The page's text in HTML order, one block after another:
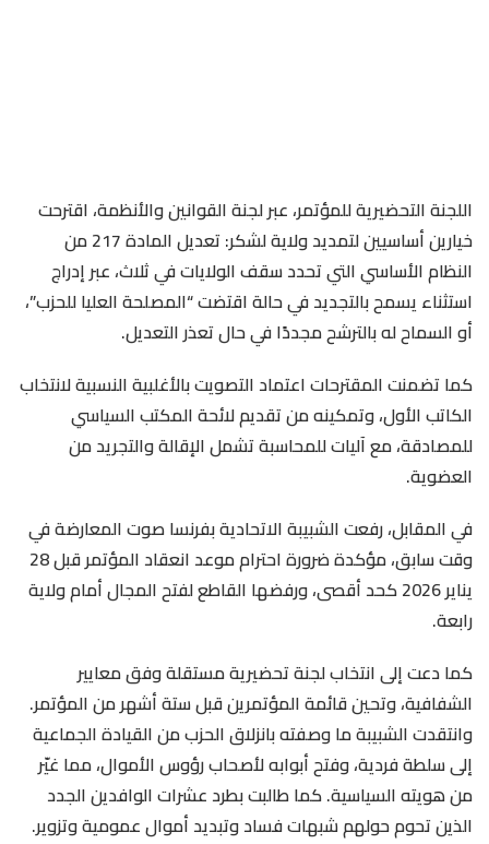
اللجنة التحضيرية للمؤتمر، عبر لجنة القوانين والأنظمة، اقترحت
خيارين أساسيين لتمديد ولاية لشكر: تعديل المادة 217 من
النظام الأساسي التي تحدد سقف الولايات في ثلاث، عبر إدراج
استثناء يسمح بالتجديد في حالة اقتضت “المصلحة العليا للحزب”،
أو السماح له بالترشح مجددًا في حال تعذر التعديل.
كما تضمنت المقترحات اعتماد التصويت بالأغلبية النسبية لانتخاب
الكاتب الأول، وتمكينه من تقديم لائحة المكتب السياسي
للمصادقة، مع آليات للمحاسبة تشمل الإقالة والتجريد من
العضوية.
في المقابل، رفعت الشبيبة الاتحادية بفرنسا صوت المعارضة في
وقت سابق، مؤكدة ضرورة احترام موعد انعقاد المؤتمر قبل 28
يناير 2026 كحد أقصى، ورفضها القاطع لفتح المجال أمام ولاية
رابعة.
كما دعت إلى انتخاب لجنة تحضيرية مستقلة وفق معايير
الشفافية، وتحين قائمة المؤتمرين قبل ستة أشهر من المؤتمر.
وانتقدت الشبيبة ما وصفته بانزلاق الحزب من القيادة الجماعية
إلى سلطة فردية، وفتح أبوابه لأصحاب رؤوس الأموال، مما غيّر
من هويته السياسية. كما طالبت بطرد عشرات الوافدين الجدد
الذين تحوم حولهم شبهات فساد وتبديد أموال عمومية وتزوير.